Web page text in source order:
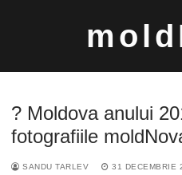
? Moldova anului
fotografiile
SANDU TARLEV 31 DECEMBRIE